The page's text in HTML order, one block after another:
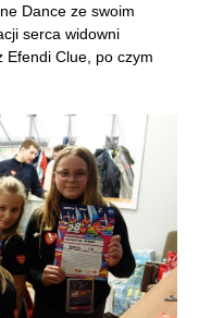
Dance ze swoim
serca widowni
Efendi Clue, po czym